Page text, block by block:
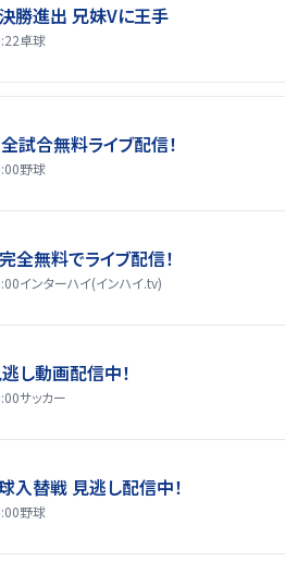
勝進出 兄妹Vに王手
卓球
試合無料ライブ配信！
野球
全無料でライブ配信！
インターハイ(インハイ.tv)
し動画配信中！
サッカー
入替戦 見逃し配信中！
野球